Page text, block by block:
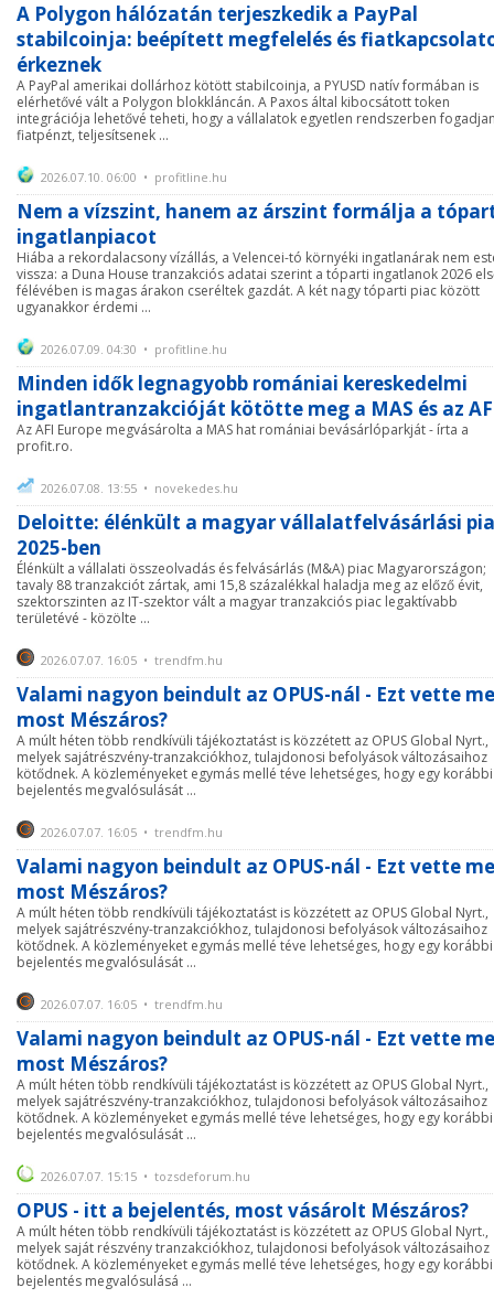
A Polygon hálózatán terjeszkedik a PayPal
stabilcoinja: beépített megfelelés és
érkeznek
A PayPal amerikai dollárhoz kötött stabilcoinja, a PYUSD natív formában is
elérhetővé vált a Polygon blokkláncán. A Paxos által kibocsátott token
integrációja lehetővé teheti, hogy a vállalatok egyetlen rendszerben
fiatpénzt, teljesítsenek ...
2026.07.10. 06:00 • profitline.hu
Nem a vízszint, hanem az árszint formálja a
ingatlanpiacot
Hiába a rekordalacsony vízállás, a Velencei-tó környéki ingatlanárak nem
vissza: a Duna House tranzakciós adatai szerint a tóparti ingatlanok 2026
félévében is magas árakon cseréltek gazdát. A két nagy tóparti piac között
ugyanakkor érdemi ...
2026.07.09. 04:30 • profitline.hu
Minden idők legnagyobb romániai kereskedelmi
ingatlantranzakcióját kötötte meg a MAS és az
Az AFI Europe megvásárolta a MAS hat romániai bevásárlóparkját - írta a
profit.ro.
2026.07.08. 13:55 • novekedes.hu
Deloitte: élénkült a magyar vállalatfelvásárlási
2025-ben
Élénkült a vállalati összeolvadás és felvásárlás (M&A) piac Magyarországon;
tavaly 88 tranzakciót zártak, ami 15,8 százalékkal haladja meg az előző évit,
szektorszinten az IT-szektor vált a magyar tranzakciós piac legaktívabb
területévé - közölte ...
2026.07.07. 16:05 • trendfm.hu
Valami nagyon beindult az OPUS-nál - Ezt vette
most Mészáros?
A múlt héten több rendkívüli tájékoztatást is közzétett az OPUS Global Nyrt.,
melyek sajátrészvény-tranzakciókhoz, tulajdonosi befolyások változásaihoz
kötődnek. A közleményeket egymás mellé téve lehetséges, hogy egy korábbi
bejelentés megvalósulását ...
2026.07.07. 16:05 • trendfm.hu
Valami nagyon beindult az OPUS-nál - Ezt vette
most Mészáros?
A múlt héten több rendkívüli tájékoztatást is közzétett az OPUS Global Nyrt.,
melyek sajátrészvény-tranzakciókhoz, tulajdonosi befolyások változásaihoz
kötődnek. A közleményeket egymás mellé téve lehetséges, hogy egy korábbi
bejelentés megvalósulását ...
2026.07.07. 16:05 • trendfm.hu
Valami nagyon beindult az OPUS-nál - Ezt vette
most Mészáros?
A múlt héten több rendkívüli tájékoztatást is közzétett az OPUS Global Nyrt.,
melyek sajátrészvény-tranzakciókhoz, tulajdonosi befolyások változásaihoz
kötődnek. A közleményeket egymás mellé téve lehetséges, hogy egy korábbi
bejelentés megvalósulását ...
2026.07.07. 15:15 • tozsdeforum.hu
OPUS - itt a bejelentés, most vásárolt Mészáros?
A múlt héten több rendkívüli tájékoztatást is közzétett az OPUS Global Nyrt.,
melyek saját részvény tranzakciókhoz, tulajdonosi befolyások változásaihoz
kötődnek. A közleményeket egymás mellé téve lehetséges, hogy egy korábbi
bejelentés megvalósulásá ...